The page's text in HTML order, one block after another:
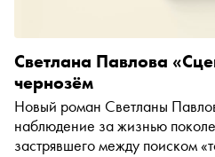
Светлана Павлова
чернозём
Новый роман Светланы
наблюдение за жизнью
застрявшего между поиском